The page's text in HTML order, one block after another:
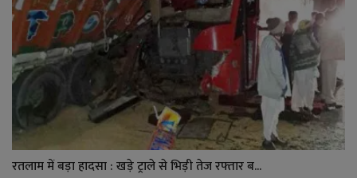
रतलाम में बड़ा हादसा : खड़े ट्राले से भिड़ी तेज रफ्तार ब...